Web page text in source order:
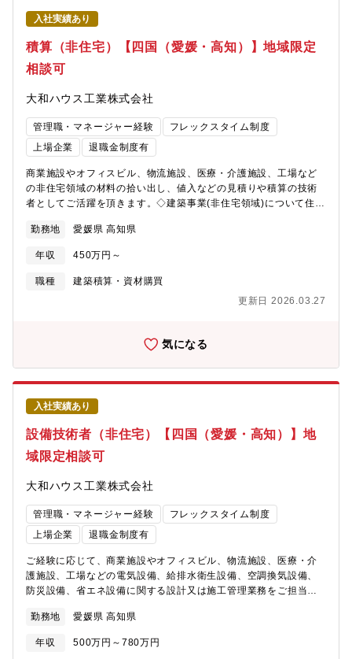
入社実績あり
積算（非住宅）【四国（愛媛・高知）】地域限定
相談可
大和ハウス工業株式会社
管理職・マネージャー経験
フレックスタイム制度
上場企業
退職金制度有
商業施設やオフィスビル、物流施設、医療・介護施設、工場など
の非住宅領域の材料の拾い出し、値入などの見積りや積算の技術
者としてご活躍を頂きます。◇建築事業(非住宅領域)について住宅
り上げの6割を超え今や住宅領域と互角に並ぶまでの事業成長を見
せています。《おすすめポイント》★複合商業施設や医療施設、
物流施設などの大規模物件など幅広い建築物に携われます。～大
和ハウスグループの事業領域～
勤務地 愛媛県 高知県
年収 450万円～
職種
建築積算・資材購買
更新日 2026.03.27
気になる
入社実績あり
設備技術者（非住宅）【四国（愛媛・高知）】地
域限定相談可
大和ハウス工業株式会社
管理職・マネージャー経験
フレックスタイム制度
上場企業
退職金制度有
ご経験に応じて、商業施設やオフィスビル、物流施設、医療・介
護施設、工場などの電気設備、給排水衛生設備、空調換気設備、
防災設備、省エネ設備に関する設計又は施工管理業務をご担当い
畿、中国、四国、九州、沖縄など全国の事業所 （希望考慮しま
す）※地域限定社員の処遇もあります。【全国の事業所】
https://www.daiwahouse.co.jp/officeHP/tohoku/index.asp#section1
勤務地 愛媛県 高知県
年収 500万円～780万円